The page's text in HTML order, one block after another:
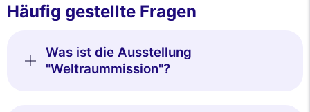
Häufig gestellte Fragen
Was ist die Ausstellung
"Weltraummission"?